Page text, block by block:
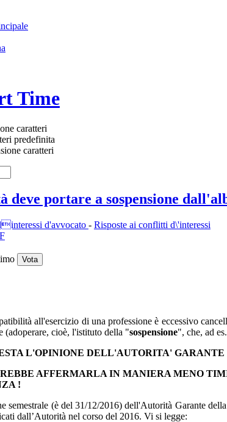
Time
portare a sospensione
d'avvocato - Risposte ai conflitti d\'interessi
all'esercizio di una professione è eccessivo
(adoperare, cioè, l'istituto della "sospensione", che, ad
L'OPINIONE DELL'AUTORITA'
AFFERMARLA IN MANIERA MENO
!
semestrale (è del 31/12/2016) dell'Autorità Garante
dall’Autorità nel corso del 2016. Vi si legge: